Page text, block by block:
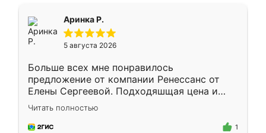
Аринка Р.
5 августа 2026
Больше всех мне понравилось
предложение от компании Ренессанс от
Елены Сергеевой. Подходяшщая цена и
короткие сроки изготовления. Приехавший
для замера сотрудник Владислав
предложил по моему эскизу самый
Читать полностью
1